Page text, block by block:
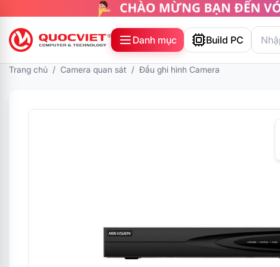
Danh mục Build PC
Trang chủ / Camera quan sát / Đầu ghi hình Camera